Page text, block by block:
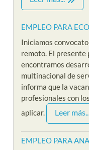
EMPLEO PARA
Iniciamos
remoto. El presente
encontramos
multinacional de
informa que la
profesionales con
aplicar.
Leer más...
EMPLEO PARA